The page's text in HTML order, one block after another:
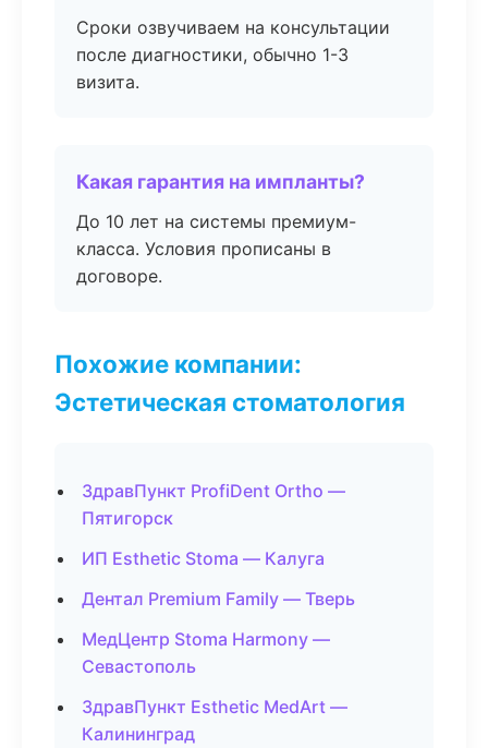
Сроки озвучиваем на консультации
после диагностики, обычно 1-3
визита.
Какая гарантия на импланты?
До 10 лет на системы премиум-
класса. Условия прописаны в
договоре.
Похожие компании:
Эстетическая стоматология
ЗдравПункт ProfiDent Ortho —
Пятигорск
ИП Esthetic Stoma — Калуга
Дентал Premium Family — Тверь
МедЦентр Stoma Harmony —
Севастополь
ЗдравПункт Esthetic MedArt —
Калининград